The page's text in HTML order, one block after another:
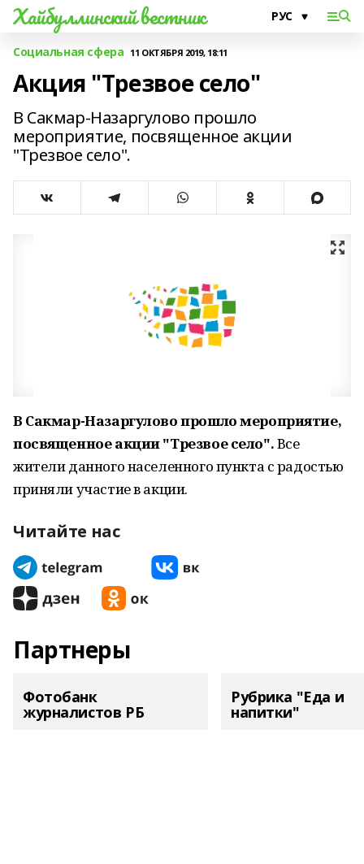
Хайбуллинский вестник
Социальная сфера 11 ОКТЯБРЯ 2019, 18:11
Акция "Трезвое село"
В Сакмар-Назаргулово прошло
мероприятие, посвященное акции
"Трезвое село".
В Сакмар-Назаргулово прошло мероприятие,
посвященное акции "Трезвое село".Все
жители данного населенного пункта с радостью
приняли участие в акции.
Читайте нас
Партнеры
Фотобанк
журналистов РБ
Рубрика "Еда и
напитки"